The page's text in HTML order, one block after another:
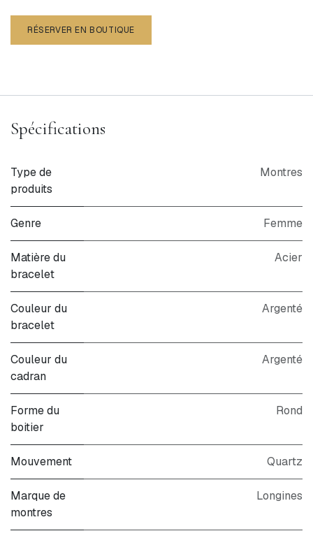
RÉSERVER EN BOUTIQUE
Spécifications
Type de
produits
Montres
Genre Femme
Matière du
bracelet
Acier
Couleur du
bracelet
Argenté
Couleur du
cadran
Argenté
Forme du
boitier
Rond
Mouvement Quartz
Marque de
montres
Longines